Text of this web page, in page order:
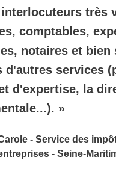
très
comptables,
notaires et bien
d'autres services
d'expertise, la
»
- Service des
- Seine-